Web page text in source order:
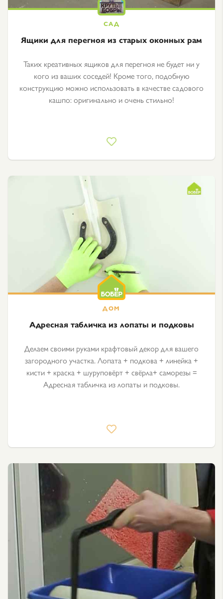
Ящики для перегноя из старых оконных рам
Таких креативных ящиков для перегноя не будет ни у
кого из ваших соседей! Кроме того, подобную
конструкцию можно использовать в качестве садового
кашпо: оригинально и очень стильно!
Адресная табличка из лопаты и подковы
Делаем своими руками крафтовый декор для вашего
загородного участка. Лопата + подкова + линейка +
кисти + краска + шуруповёрт + свёрла+ саморезы =
Адресная табличка из лопаты и подковы.